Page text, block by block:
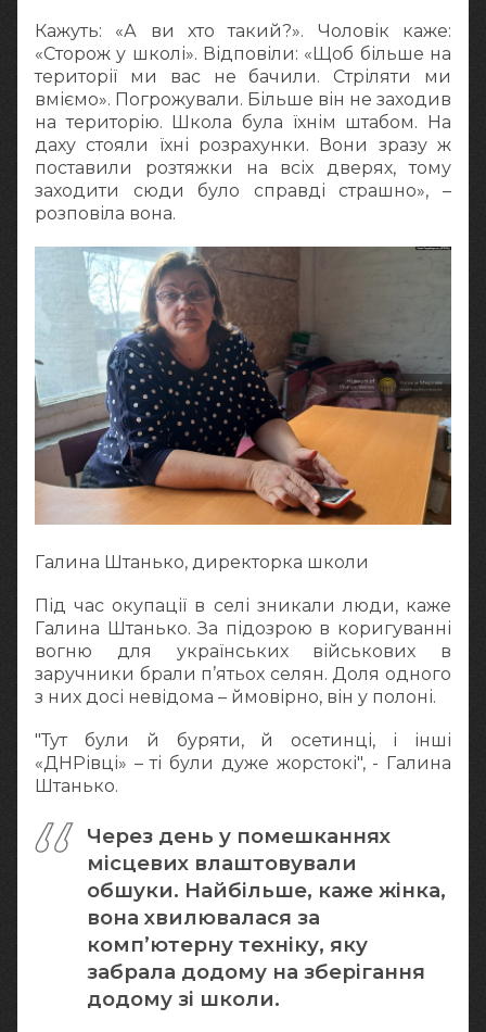
Кажуть: «А ви хто такий?». Чоловік каже:
«Сторож у школі». Відповіли: «Щоб більше на
території ми вас не бачили. Стріляти ми
вміємо». Погрожували. Більше він не заходив
на територію. Школа була їхнім штабом. На
даху стояли їхні розрахунки. Вони зразу ж
поставили розтяжки на всіх дверях, тому
заходити сюди було справді страшно», –
розповіла вона.
Галина Штанько, директорка школи
Під час окупації в селі зникали люди, каже
Галина Штанько. За підозрою в коригуванні
вогню для українських військових в
заручники брали п’ятьох селян. Доля одного
з них досі невідома – ймовірно, він у полоні.
"Тут були й буряти, й осетинці, і інші
«ДНРівці» – ті були дуже жорстокі", - Галина
Штанько.
Через день у помешканнях
місцевих влаштовували
обшуки. Найбільше, каже жінка,
вона хвилювалася за
комп’ютерну техніку, яку
забрала додому на зберігання
додому зі школи.